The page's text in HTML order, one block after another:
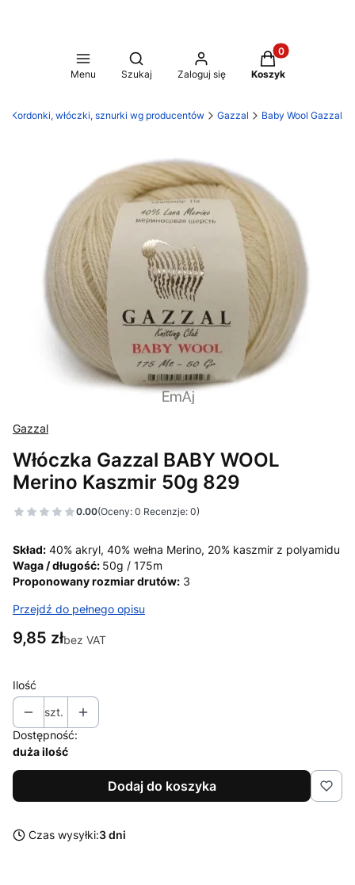
Menu
Otwórz wyszukiwarkę
Szukaj Zaloguj się
Produkty w
Koszyk
Kordonki, włóczki, sznurki wg producentów Gazzal Baby Wool Gazzal
Gazzal
Włóczka Gazzal BABY WOOL
Merino Kaszmir 50g 829
0.00(Oceny: 0 Recenzje: 0)
Skład: 40% akryl, 40% wełna Merino, 20% kaszmir z polyamidu
Waga / długość: 50g / 175m
Proponowany rozmiar drutów: 3
Przejdź do pełnego opisu
Cena
9,85 złbez VAT
Ilość
szt.
Dostępność:
duża ilość
Dodaj do koszyka
Czas wysyłki:3 dni